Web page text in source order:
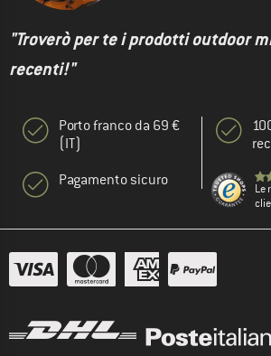
"Troverò per te i prodotti outdoor
recenti!"
Porto franco da 69 €
(IT)
Pagamento sicuro
Le